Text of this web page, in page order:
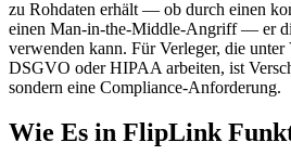
zu Rohdaten erhält — ob durch einen
einen Man-in-the-Middle-Angriff — er
verwenden kann. Für Verleger, die
DSGVO oder HIPAA arbeiten, ist
sondern eine Compliance-Anforderung.
Wie Es in FlipLink